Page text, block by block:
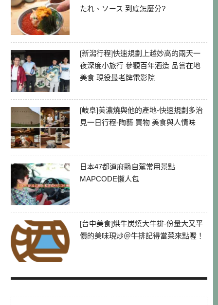
たれ、ソース 到底怎麼分?
[新潟行程]快速規劃上越妙高的兩天一
夜深度小旅行 參觀百年酒造 品嘗在地
美食 現役最老牌電影院
[岐阜]美濃燒與他的產地-快速規劃多治
見一日行程-陶藝 買物 美食與人情味
日本47都道府縣自駕常用景點
MAPCODE懶人包
[台中美食]烘牛炭燒大牛排-份量大又平
價的美味現炒＠牛排記得當菜來點喔！